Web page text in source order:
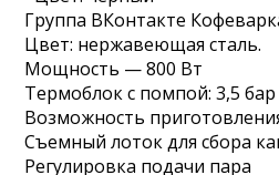
Группа ВКонтакте
Цвет: нержавеющая сталь.
Мощность — 800 Вт
Термоблок с помпой: 3,5 бар
Возможность
Съемный лоток для сбора
Регулировка подачи пара